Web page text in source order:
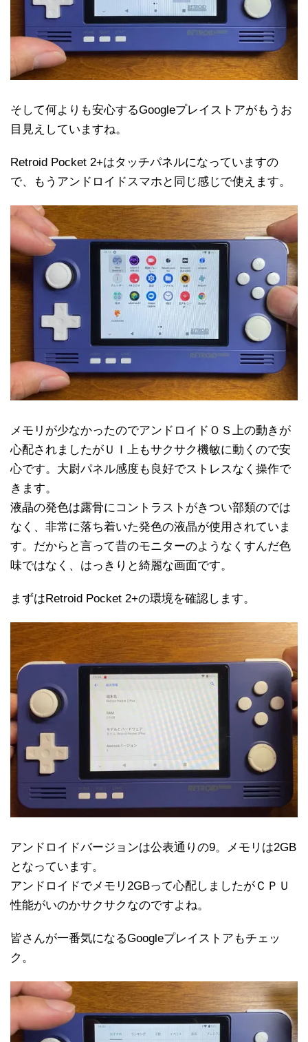
そして何よりも安心するGoogleプレイストアがもうお
目見えしていますね。
Retroid Pocket 2+はタッチパネルになっていますの
で、もうアンドロイドスマホと同じ感じで使えます。
メモリが少なかったのでアンドロイドＯＳ上の動きが
心配されましたがＵＩ上もサクサク機敏に動くので安
心です。大尉パネル感度も良好でストレスなく操作で
きます。
液晶の発色は露骨にコントラストがきつい部類のでは
なく、非常に落ち着いた発色の液晶が使用されていま
す。だからと言って昔のモニターのようなくすんだ色
味ではなく、はっきりと綺麗な画面です。
まずはRetroid Pocket 2+の環境を確認します。
アンドロイドバージョンは公表通りの9。メモリは2GB
となっています。
アンドロイドでメモリ2GBって心配しましたがＣＰＵ
性能がいのかサクサクなのですよね。
皆さんが一番気になるGoogleプレイストアもチェッ
ク。